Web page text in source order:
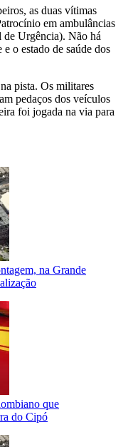
as duas vítimas
em ambulâncias
Urgência). Não há
o estado de saúde dos
pista. Os militares
pedaços dos veículos
foi jogada na via para
na Grande
que
do Cipó